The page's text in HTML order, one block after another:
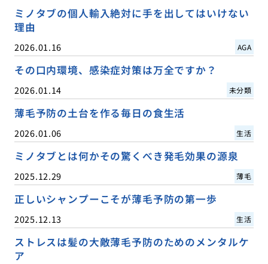
ミノタブの個人輸入絶対に手を出してはいけない
理由
2026.01.16 AGA
その口内環境、感染症対策は万全ですか？
2026.01.14 未分類
薄毛予防の土台を作る毎日の食生活
2026.01.06 生活
ミノタブとは何かその驚くべき発毛効果の源泉
2025.12.29 薄毛
正しいシャンプーこそが薄毛予防の第一歩
2025.12.13 生活
ストレスは髪の大敵薄毛予防のためのメンタルケ
ア